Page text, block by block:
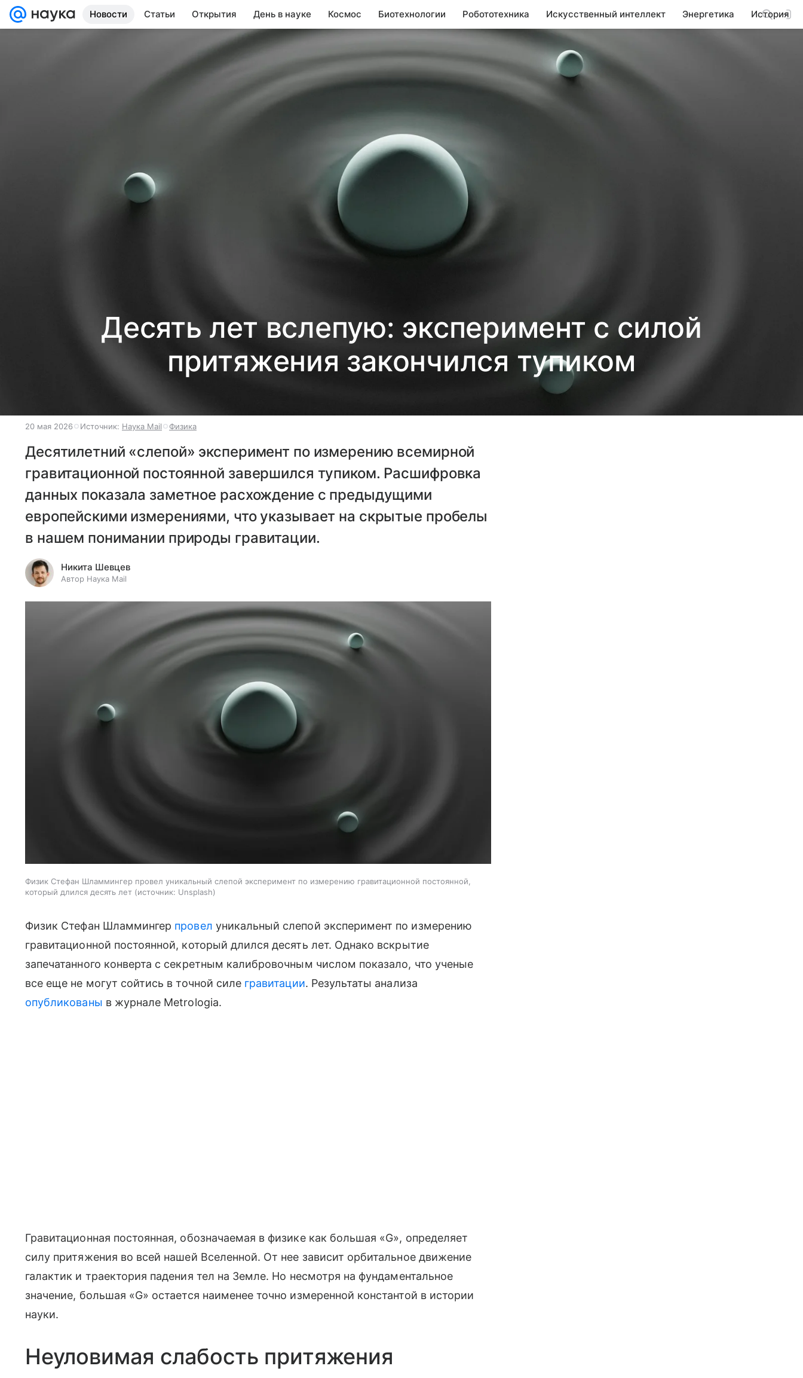
Новости Статьи Открытия День в науке Космос Биотехнологии Робототехника Искусственный интеллект Энергетика История
Десять лет вслепую: эксперимент с силой
притяжения закончился тупиком
20 мая 2026 Источник: Наука Mail Физика
Десятилетний «слепой» эксперимент по измерению всемирной
гравитационной постоянной завершился тупиком. Расшифровка
данных показала заметное расхождение с предыдущими
европейскими измерениями, что указывает на скрытые пробелы
в нашем понимании природы гравитации.
Никита Шевцев
Автор Наука Mail
Физик Стефан Шламмингер провел уникальный слепой эксперимент по измерению гравитационной постоянной,
который длился десять лет
источник: Unsplash
Физик Стефан Шламмингер провел уникальный слепой эксперимент по измерению
гравитационной постоянной, который длился десять лет. Однако вскрытие
запечатанного конверта с секретным калибровочным числом показало, что ученые
все еще не могут сойтись в точной силе гравитации. Результаты анализа
опубликованы в журнале Metrologia.
Гравитационная постоянная, обозначаемая в физике как большая «G», определяет
силу притяжения во всей нашей Вселенной. От нее зависит орбитальное движение
галактик и траектория падения тел на Земле. Но несмотря на фундаментальное
значение, большая «G» остается наименее точно измеренной константой в истории
науки.
Неуловимая слабость притяжения